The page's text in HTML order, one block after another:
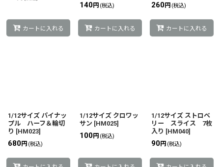
カートに入れる
140円 (税込)
カートに入れる
260円 (税込)
カートに入れる
1/12サイズ パイナッ
プル ハーフ＆輪切
り [HM023]
680円 (税込)
1/12サイズ クロワッ
サン [HM025]
100円 (税込)
1/12サイズ ストロベ
リー スライス 7枚
入り [HM040]
90円 (税込)